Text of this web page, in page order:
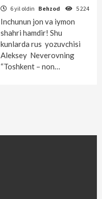
6 yil oldin Behzod 5 224
Inchunun jon va iymon
shahri hamdir! Shu
kunlarda rus yozuvchisi
Aleksey Neverovning
“Toshkent – non…